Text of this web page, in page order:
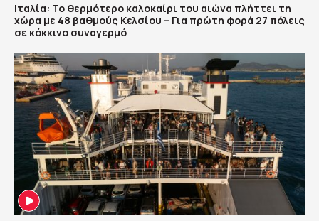
Ιταλία: Το θερμότερο καλοκαίρι του αιώνα πλήττει τη
χώρα με 48 βαθμούς Κελσίου – Για πρώτη φορά 27 πόλεις
σε κόκκινο συναγερμό